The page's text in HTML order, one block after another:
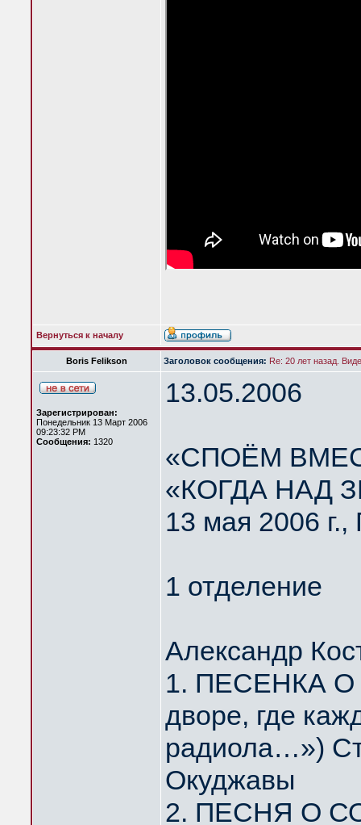
Вернуться к началу
Boris Felikson Заголовок сообщения: Re: 20 лет назад.
Зарегистрирован:
Понедельник 13 Март 2006
09:23:32 PM
Сообщения: 1320
13.05.2006
«СПОЁМ
«КОГДА НАД
13 мая 2006 г.,
1 отделение
Александр
1. ПЕСЕНКА
дворе, где
радиола…»)
Окуджавы
2. ПЕСНЯ О